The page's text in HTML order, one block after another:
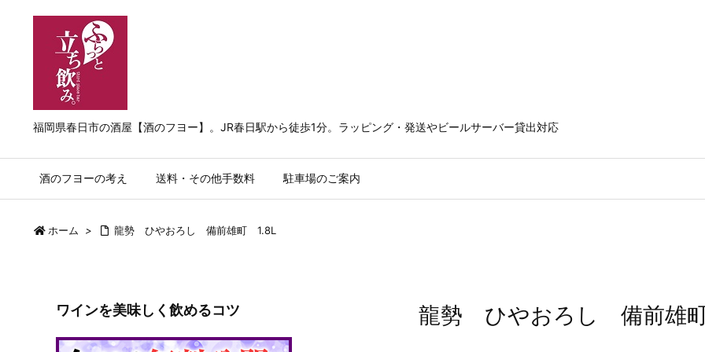
福岡県春日市の酒屋【酒のフヨー】。JR春日駅から徒歩1分。ラッピング・発送やビールサーバー貸出対応
酒のフヨーの考え 送料・その他手数料 駐車場のご案内
ホーム > 龍勢 ひやおろし 備前雄町 1.8L
龍勢 ひやおろし 備前雄
ワインを美味しく飲めるコツ